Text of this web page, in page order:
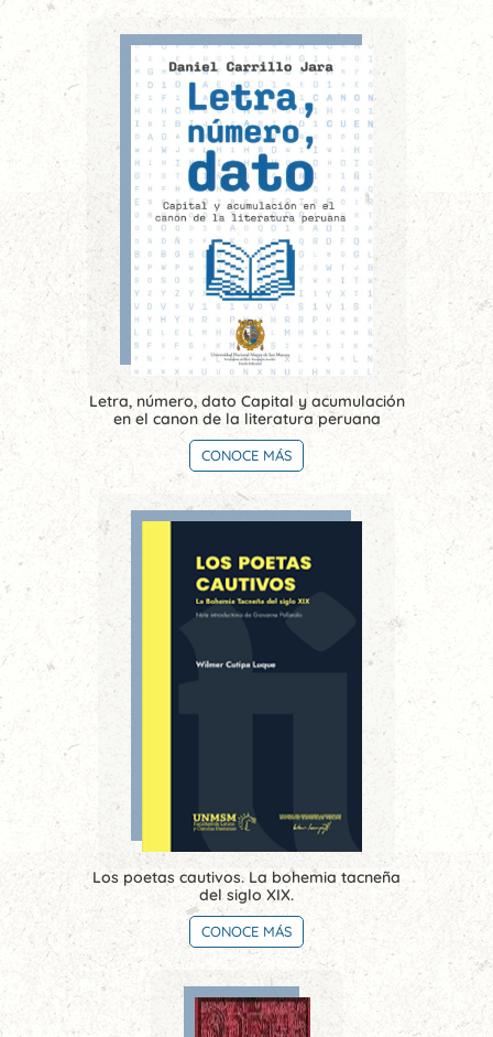
Letra, número, dato Capital y acumulación
en el canon de la literatura peruana
CONOCE MÁS
Los poetas cautivos. La bohemia tacneña
del siglo XIX.
CONOCE MÁS